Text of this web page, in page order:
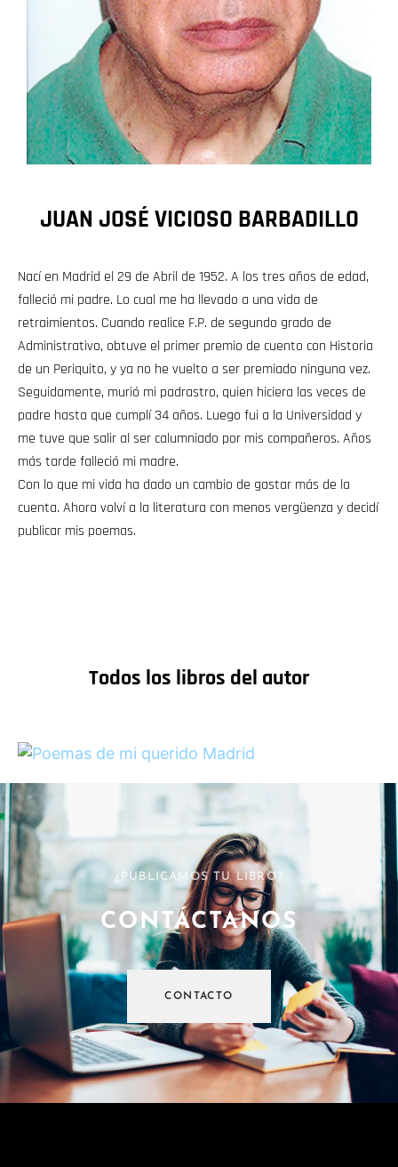
JUAN JOSÉ VICIOSO BARBADILLO
Nací en Madrid el 29 de Abril de 1952. A los tres años de edad,
falleció mi padre. Lo cual me ha llevado a una vida de
retraimientos. Cuando realice F.P. de segundo grado de
Administrativo, obtuve el primer premio de cuento con Historia
de un Periquito, y ya no he vuelto a ser premiado ninguna vez.
Seguidamente, murió mi padrastro, quien hiciera las veces de
padre hasta que cumplí 34 años. Luego fui a la Universidad y
me tuve que salir al ser calumniado por mis compañeros. Años
más tarde falleció mi madre.
Con lo que mi vida ha dado un cambio de gastar más de la
cuenta. Ahora volví a la literatura con menos vergüenza y decidí
publicar mis poemas.
Todos los libros del autor
¿PUBLICAMOS TU LIBRO?
CONTÁCTANOS
CONTACTO